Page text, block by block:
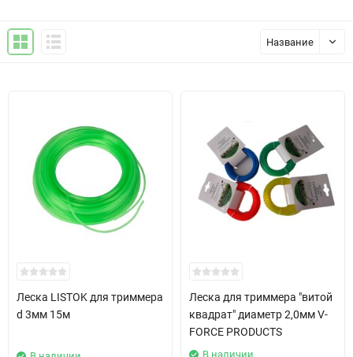
Название
Леска LISTOK для триммера
d 3мм 15м
Леска для триммера "витой
квадрат" диаметр 2,0мм V-
FORCE PRODUCTS
В наличии